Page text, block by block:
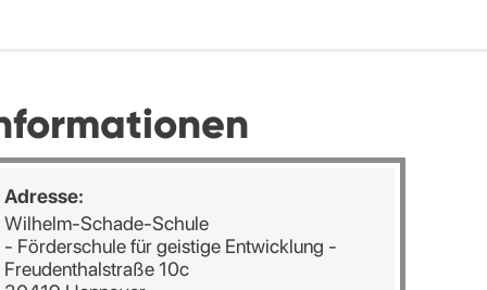
Adresse:
Wilhelm-Schade-Schule
- Förderschule für geistige Entwicklung -
Freudenthalstraße 10c